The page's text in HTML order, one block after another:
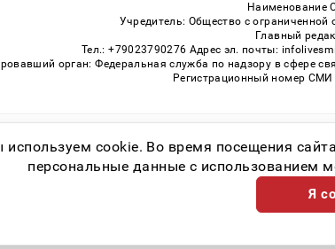
Наименование
Учредитель: Общество с
Главный
Тел.: +79023790276 Адрес эл. почты:
орган: Федеральная служба по надзору в сфере
Регистрационный номер
cookie. Во время посещения
персональные данные с использованием
Я